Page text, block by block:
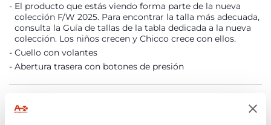
El producto que estás viendo forma parte de la nueva
colección F/W 2025. Para encontrar la talla más adecuada,
consulta la Guía de tallas de la tabla dedicada a la nueva
colección. Los niños crecen y Chicco crece con ellos.
Cuello con volantes
Abertura trasera con botones de presión